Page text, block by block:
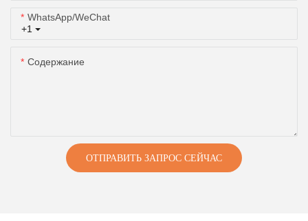
+1
WhatsApp/WeChat
Содержание
ОТПРАВИТЬ ЗАПРОС СЕЙЧАС